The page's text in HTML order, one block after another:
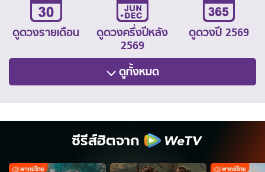
ดูดวงรายเดือน
ดูดวงครึ่งปีหลัง
2569
ดูดวงปี 2569
ดูทั้งหมด
ซีรีส์ฮิตจาก